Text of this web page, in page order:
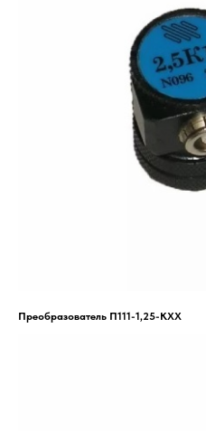
Преобразователь П111-1,25-КХХ